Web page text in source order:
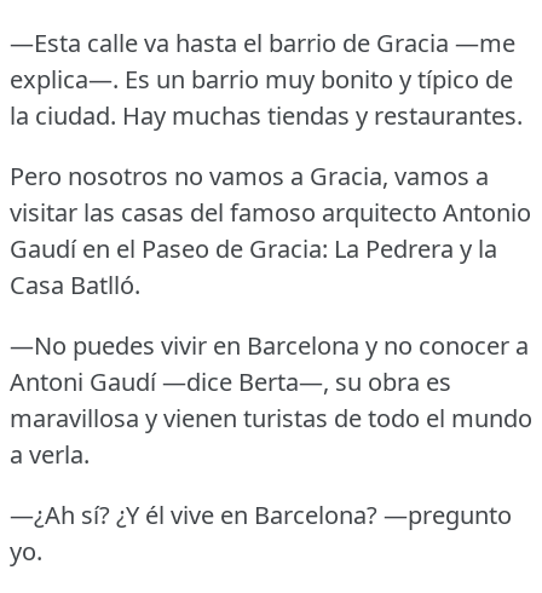
—Esta calle va hasta el barrio de Gracia —me
explica—. Es un barrio muy bonito y típico de
la ciudad. Hay muchas tiendas y restaurantes.
Pero nosotros no vamos a Gracia, vamos a
visitar las casas del famoso arquitecto Antonio
Gaudí en el Paseo de Gracia: La Pedrera y la
Casa Batlló.
—No puedes vivir en Barcelona y no conocer a
Antoni Gaudí —dice Berta—, su obra es
maravillosa y vienen turistas de todo el mundo
a verla.
—¿Ah sí?¿Y él vive en Barcelona?—pregunto
yo.